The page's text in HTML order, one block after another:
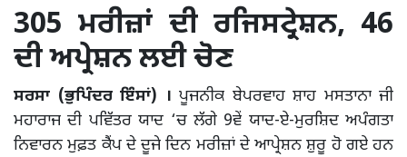
305 ਮਰੀਜ਼ਾਂ ਦੀ ਰਜਿਸਟ੍ਰੇਸ਼ਨ, 46
ਦੀ ਅਪ੍ਰੇਸ਼ਨ ਲਈ ਚੋਣ
ਸਰਸਾ (ਭੁਪਿੰਦਰ ਇੰਸਾਂ) । ਪੂਜਨੀਕ ਬੇਪਰਵਾਹ ਸ਼ਾਹ ਮਸਤਾਨਾ ਜੀ
ਮਹਾਰਾਜ ਦੀ ਪਵਿੱਤਰ ਯਾਦ ‘ਚ ਲੱਗੇ 9ਵੇਂ ਯਾਦ-ਏ-ਮੁਰਸ਼ਿਦ ਅਪੰਗਤਾ
ਨਿਵਾਰਨ ਮੁਫ਼ਤ ਕੈਂਪ ਦੇ ਦੂਜੇ ਦਿਨ ਮਰੀਜ਼ਾਂ ਦੇ ਆਪ੍ਰੇਸ਼ਨ ਸ਼ੁਰੂ ਹੋ ਗਏ ਹਨ